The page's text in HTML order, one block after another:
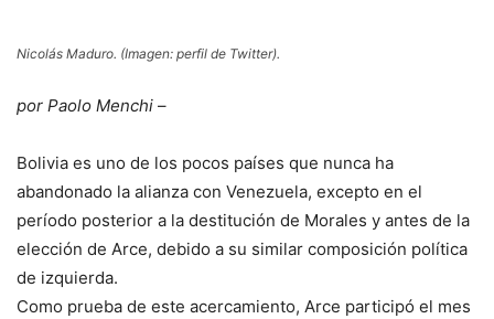
Nicolás Maduro. (Imagen: perfil de Twitter).
por Paolo Menchi –
Bolivia es uno de los pocos países que nunca ha
abandonado la alianza con Venezuela, excepto en el
período posterior a la destitución de Morales y antes de la
elección de Arce, debido a su similar composición política
de izquierda.
Como prueba de este acercamiento, Arce participó el mes